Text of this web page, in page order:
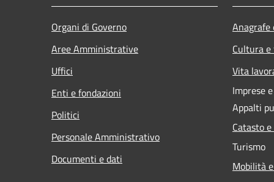
Organi di Governo
Aree Amministrative
Uffici
Enti e fondazioni
Politici
Personale Amministrativo
Documenti e dati
Cultura
Vita
Imprese
Appalti
Catasto
Turismo
Mobilità